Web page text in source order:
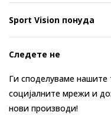
Sport Vision понуда
Следете не
Ги споделуваме нашите
социјалните мрежи и
нови производи!